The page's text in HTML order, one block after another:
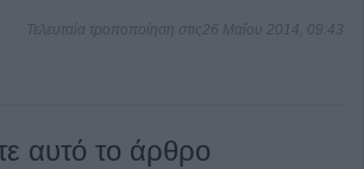
Τελευταία τροποποίηση στις26 Μαΐου 2014, 09:43
αυτό το άρθρο